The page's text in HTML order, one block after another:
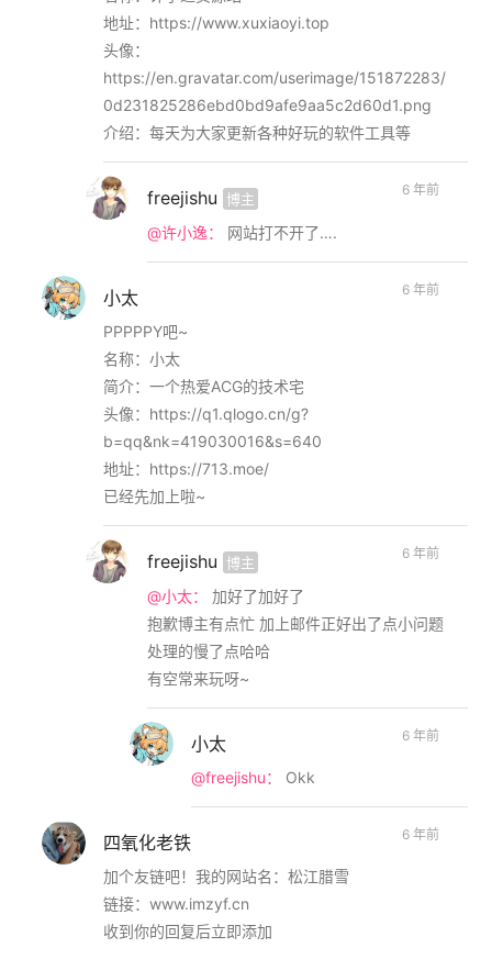
地址：https://www.xuxiaoyi.top
头像：
https://en.gravatar.com/userimage/151872283/
0d231825286ebd0bd9afe9aa5c2d60d1.png
介绍：每天为大家更新各种好玩的软件工具等
freejishu 博主
@许小逸： 网站打不开了….
6 年前
小太
PPPPPY吧~
名称：小太
简介：一个热爱ACG的技术宅
头像：https://q1.qlogo.cn/g?
b=qq&nk=419030016&s=640
地址：https://713.moe/
已经先加上啦~
6 年前
freejishu 博主
@小太：
加好了加好了
抱歉博主有点忙 加上邮件正好出了点小问题
处理的慢了点哈哈
有空常来玩呀~
6 年前
小太
@freejishu： Okk
6 年前
四氧化老铁
加个友链吧！我的网站名：松江腊雪
链接：www.imzyf.cn
收到你的回复后立即添加
6 年前